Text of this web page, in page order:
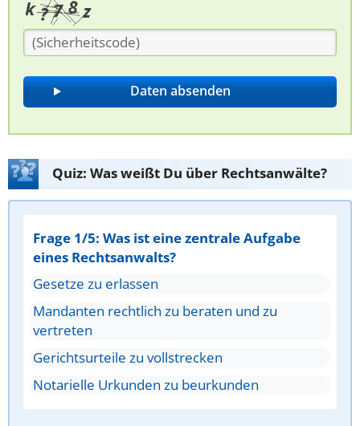
Quiz: Was weißt Du über Rechtsanwälte?
Frage 1/5: Was ist eine zentrale Aufgabe
eines Rechtsanwalts?
Gesetze zu erlassen
Mandanten rechtlich zu beraten und zu
vertreten
Gerichtsurteile zu vollstrecken
Notarielle Urkunden zu beurkunden